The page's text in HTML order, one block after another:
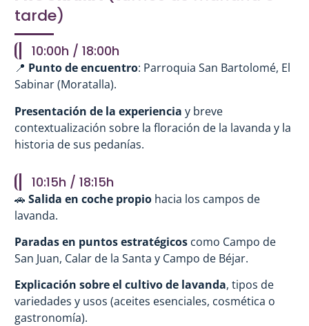
tarde)
10:00h / 18:00h
📍 Punto de encuentro: Parroquia San Bartolomé, El
Sabinar (Moratalla).
Presentación de la experiencia y breve
contextualización sobre la floración de la lavanda y la
historia de sus pedanías.
10:15h / 18:15h
🚗 Salida en coche propio hacia los campos de
lavanda.
Paradas en puntos estratégicos como Campo de
San Juan, Calar de la Santa y Campo de Béjar.
Explicación sobre el cultivo de lavanda, tipos de
variedades y usos (aceites esenciales, cosmética o
gastronomía).